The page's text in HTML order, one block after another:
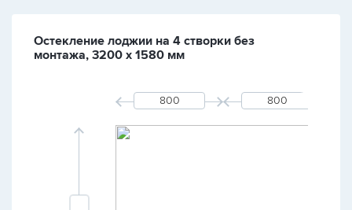
Остекление лоджии на 4 створки без
монтажа, 3200 х 1580 мм